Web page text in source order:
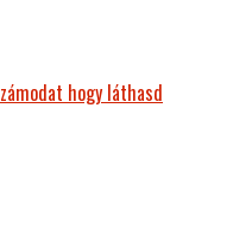
hogy láthasd